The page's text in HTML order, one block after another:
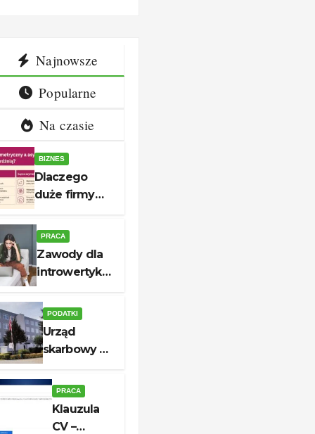
unerquickl
ich
Najnowsze
Popularne
Na czasie
BIZNES
Dlaczego
duże firmy
wybierają
internet
symetryczny?
Korzyści dla
biznesu
PRACA
Zawody dla
introwertyka
spokojnych
ścieżek
kariery
unerquicklich
PODATKI
Urząd
skarbowy w
Białogardzie
– adres,
godziny i
kontakt
PRACA
Klauzula
CV –